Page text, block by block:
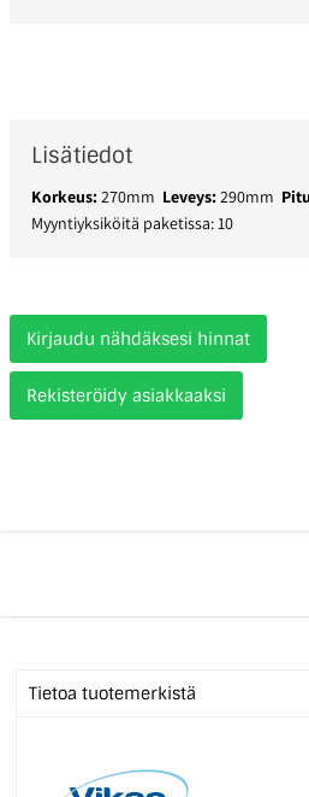
Lisätiedot
Korkeus:270mm Leveys:290mm
Myyntiyksiköitä paketissa: 10
Kirjaudu nähdäksesi hinnat
Rekisteröidy asiakkaaksi
Tietoa tuotemerkistä